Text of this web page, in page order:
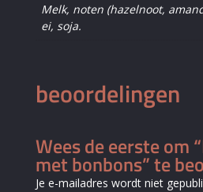
Melk, noten (hazelnoot,
ei, soja.
beoordelingen
Wees de eerste om
met bonbons” te
Je e-mailadres wordt niet